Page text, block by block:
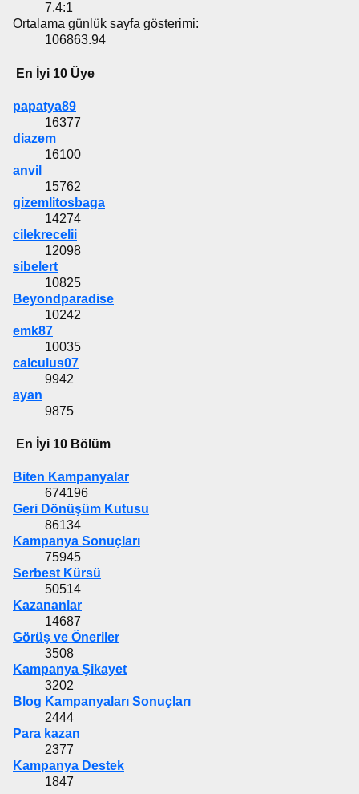
7.4:1
Ortalama günlük sayfa gösterimi:
106863.94
En İyi 10 Üye
papatya89
16377
diazem
16100
anvil
15762
gizemlitosbaga
14274
cilekrecelii
12098
sibelert
10825
Beyondparadise
10242
emk87
10035
calculus07
9942
ayan
9875
En İyi 10 Bölüm
Biten Kampanyalar
674196
Geri Dönüşüm Kutusu
86134
Kampanya Sonuçları
75945
Serbest Kürsü
50514
Kazananlar
14687
Görüş ve Öneriler
3508
Kampanya Şikayet
3202
Blog Kampanyaları Sonuçları
2444
Para kazan
2377
Kampanya Destek
1847